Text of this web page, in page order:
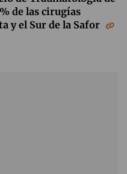
de las cirugías
y el Sur de la Safor